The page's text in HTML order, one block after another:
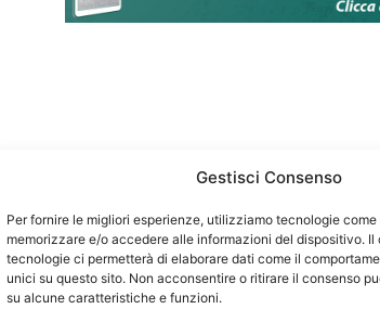
Gestisci Consenso
Per fornire le migliori esperienze, utilizziamo tecnologie
memorizzare e/o accedere alle informazioni del dispositivo. Il
tecnologie ci permetterà di elaborare dati come il
unici su questo sito. Non acconsentire o ritirare il consenso
su alcune caratteristiche e funzioni.